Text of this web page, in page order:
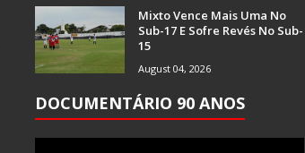
Mixto Vence Mais Uma No
Sub-17 E Sofre Revés No Sub-
15
August 04, 2026
DOCUMENTÁRIO 90 ANOS